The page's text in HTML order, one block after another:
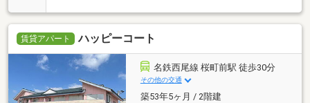
賃貸アパート ハッピーコート
名鉄西尾線 桜町前駅 徒歩30分
その他の交通
築53年5ヶ月 / 2階建